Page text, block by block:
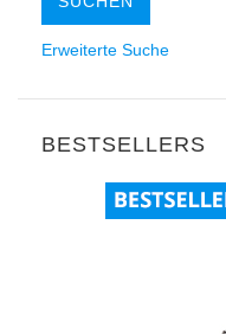
Erweiterte Suche
BESTSELLERS